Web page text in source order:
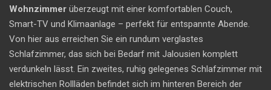
Wohnzimmer überzeugt mit einer komfortablen Couch,
Smart-TV und Klimaanlage – perfekt für entspannte Abende.
Von hier aus erreichen Sie ein rundum verglastes
Schlafzimmer, das sich bei Bedarf mit Jalousien komplett
verdunkeln lässt. Ein zweites, ruhig gelegenes Schlafzimmer mit
elektrischen Rollläden befindet sich im hinteren Bereich der